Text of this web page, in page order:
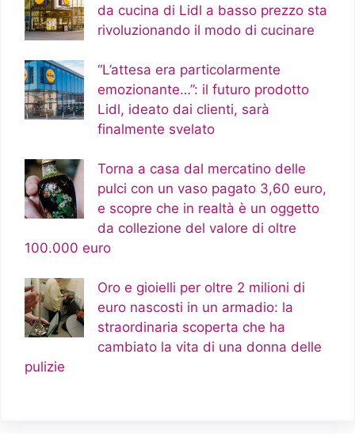
da cucina di Lidl a basso prezzo sta
rivoluzionando il modo di cucinare
“L’attesa era particolarmente
emozionante…”: il futuro prodotto
Lidl, ideato dai clienti, sarà
finalmente svelato
Torna a casa dal mercatino delle
pulci con un vaso pagato 3,60 euro,
e scopre che in realtà è un oggetto
da collezione del valore di oltre
100.000 euro
Oro e gioielli per oltre 2 milioni di
euro nascosti in un armadio: la
straordinaria scoperta che ha
cambiato la vita di una donna delle
pulizie